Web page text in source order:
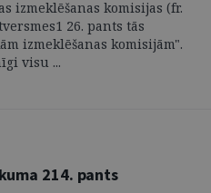
izmeklēšanas komisijas (fr.
26. pants tās
izmeklēšanas komisijām".
visu ...
214. pants